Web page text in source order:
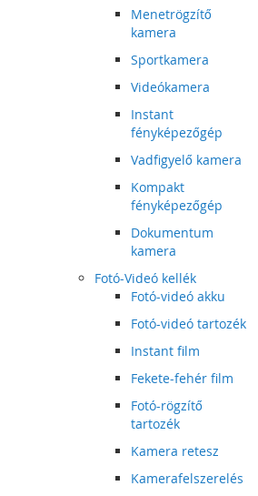
Menetrögzítő
kamera
Sportkamera
Videókamera
Instant
fényképezőgép
Vadfigyelő kamera
Kompakt
fényképezőgép
Dokumentum
kamera
Fotó-Videó kellék
Fotó-videó akku
Fotó-videó tartozék
Instant film
Fekete-fehér film
Fotó-rögzítő
tartozék
Kamera retesz
Kamerafelszerelés